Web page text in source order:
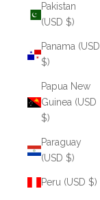
Pakistan
(USD $)
Panama (USD
$)
Papua New
Guinea (USD
$)
Paraguay
(USD $)
Peru (USD $)